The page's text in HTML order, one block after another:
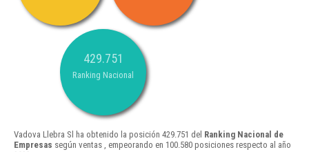
429.751
Ranking Nacional
Vadova Llebra Sl ha obtenido la posición 429.751 del Ranking Nacional de
Empresas según ventas , empeorando en 100.580 posiciones respecto al año